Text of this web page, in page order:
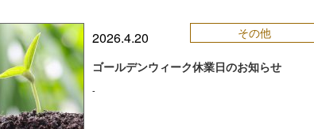
2026.4.20 その他
ゴールデンウィーク休業日のお知らせ
-